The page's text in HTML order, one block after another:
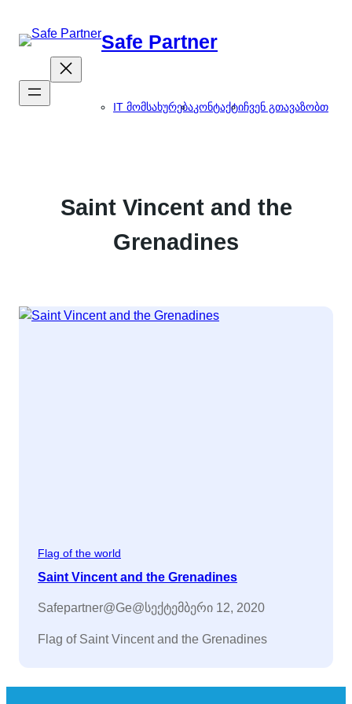
გადასვლა
Safe Partner
IT მომსახურებაკონტაქტიჩვენ გთავაზობთ
Saint Vincent and the
Grenadines
Flag of the world
Saint Vincent and the Grenadines
Safepartner@ge@სექტემბერი 12, 2020
Flag of Saint Vincent and the Grenadines